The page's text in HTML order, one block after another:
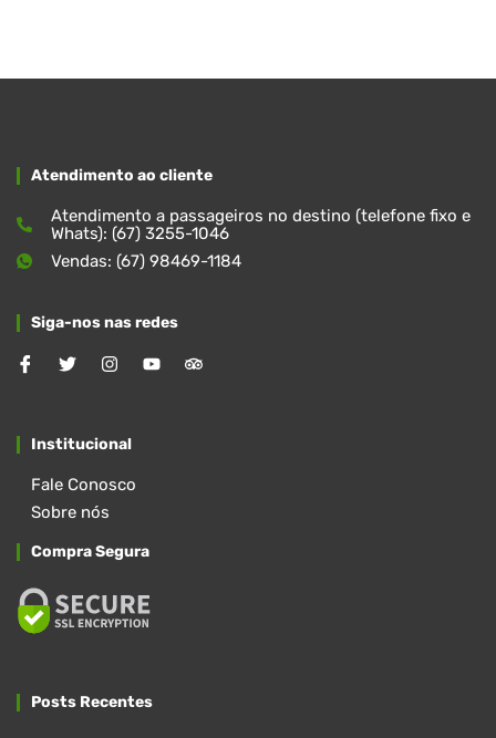
Atendimento ao cliente
Atendimento a passageiros no destino (telefone fixo e
Whats): (67) 3255-1046
Vendas: (67) 98469-1184
Siga-nos nas redes
Institucional
Fale Conosco
Sobre nós
Compra Segura
Posts Recentes